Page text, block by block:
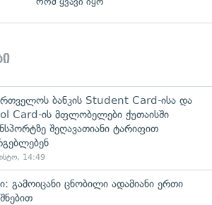
ბანკის Student Card-ისა და
Card-ის მფლობელები ქუთაისში
შეღავათიანი ტარიფით
14:49
გამოიცანი ცნობილი ადამიანი ერთი